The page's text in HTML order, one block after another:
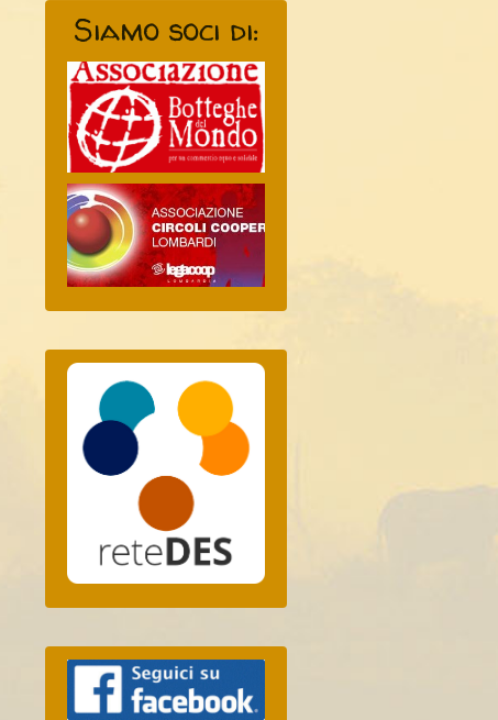
Siamo soci di: